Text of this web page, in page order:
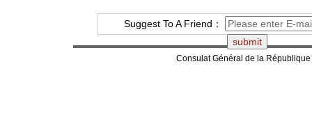
Suggest To A Friend：
Consulat Général de la